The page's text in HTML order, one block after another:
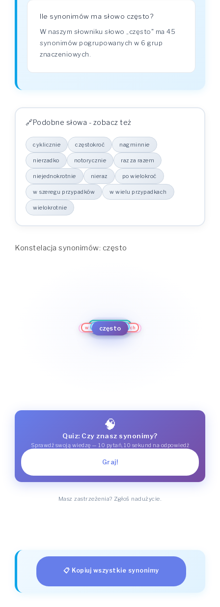
Ile synonimów ma słowo często?
W naszym słowniku słowo „często" ma 45
synonimów pogrupowanych w 6 grup
znaczeniowych.
Podobne słowa - zobacz też
cyklicznie częstokroć nagminnie
nierzadko notorycznie raz za razem
niejednokrotnie nieraz po wielokroć
w szeregu przypadków w wielu przypadkach
wielokrotnie
Konstelacja synonimów: często
często
cyklicznie
częstokroć
nagminnie
nierzadko
notorycznie
raz za razem
niejednokrotnie
nieraz
po wielokroć
w szeregu przypadków
w wielu przypadkach
wielokrotnie
🧠
Quiz: Czy znasz synonimy?
Sprawdź swoją wiedzę — 10 pytań, 10 sekund na odpowiedź
Graj!
Masz zastrzeżenia? Zgłoś nadużycie.
📋 Kopiuj wszystkie synonimy